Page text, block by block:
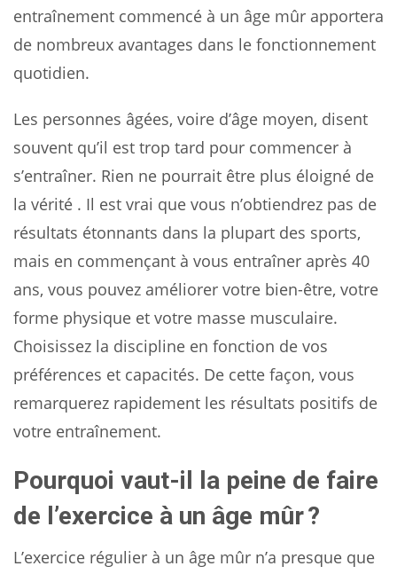
entraînement commencé à un âge mûr apportera
de nombreux avantages dans le fonctionnement
quotidien.
Les personnes âgées, voire d’âge moyen, disent
souvent qu’il est trop tard pour commencer à
s’entraîner. Rien ne pourrait être plus éloigné de
la vérité . Il est vrai que vous n’obtiendrez pas de
résultats étonnants dans la plupart des sports,
mais en commençant à vous entraîner après 40
ans, vous pouvez améliorer votre bien-être, votre
forme physique et votre masse musculaire.
Choisissez la discipline en fonction de vos
préférences et capacités. De cette façon, vous
remarquerez rapidement les résultats positifs de
votre entraînement.
Pourquoi vaut-il la peine de faire
de l’exercice à un âge mûr ?
L’exercice régulier à un âge mûr n’a presque que